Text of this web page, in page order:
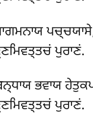
ਪੁਰਾਣਂ.
ਭਵਾਯ
ਪੁਰਾਣਂ.